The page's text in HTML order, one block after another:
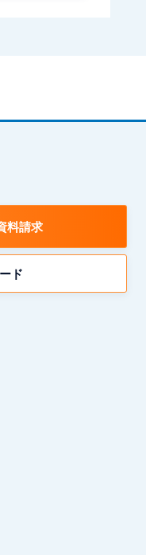
料請求
ド